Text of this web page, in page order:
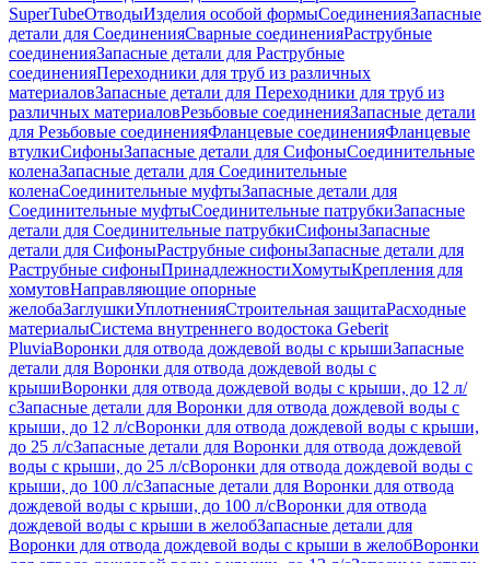
SuperTubeОтводыИзделия особой формыСоединенияЗапасные
детали для СоединенияСварные соединенияРаструбные
соединенияЗапасные детали для Раструбные
соединенияПереходники для труб из различных
материаловЗапасные детали для Переходники для труб из
различных материаловРезьбовые соединенияЗапасные детали
для Резьбовые соединенияФланцевые соединенияФланцевые
втулкиСифоныЗапасные детали для СифоныСоединительные
коленаЗапасные детали для Соединительные
коленаСоединительные муфтыЗапасные детали для
Соединительные муфтыСоединительные патрубкиЗапасные
детали для Соединительные патрубкиСифоныЗапасные
детали для СифоныРаструбные сифоныЗапасные детали для
Раструбные сифоныПринадлежностиХомутыКрепления для
хомутовНаправляющие опорные
желобаЗаглушкиУплотненияСтроительная защитаРасходные
материалыСистема внутреннего водостока Geberit
PluviaВоронки для отвода дождевой воды с крышиЗапасные
детали для Воронки для отвода дождевой воды с
крышиВоронки для отвода дождевой воды с крыши, до 12 л/
сЗапасные детали для Воронки для отвода дождевой воды с
крыши, до 12 л/сВоронки для отвода дождевой воды с крыши,
до 25 л/сЗапасные детали для Воронки для отвода дождевой
воды с крыши, до 25 л/сВоронки для отвода дождевой воды с
крыши, до 100 л/сЗапасные детали для Воронки для отвода
дождевой воды с крыши, до 100 л/сВоронки для отвода
дождевой воды с крыши в желобЗапасные детали для
Воронки для отвода дождевой воды с крыши в желобВоронки